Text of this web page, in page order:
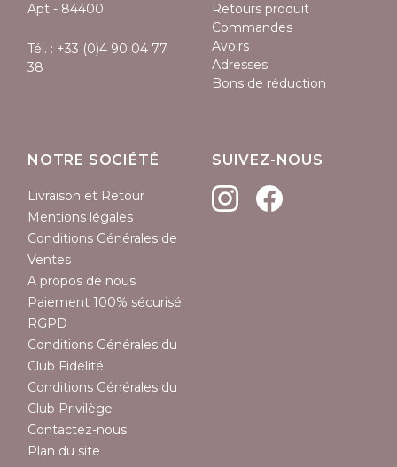
Apt - 84400
Tél. : +33 (0)4 90 04 77
38
Retours produit
Commandes
Avoirs
Adresses
Bons de réduction
NOTRE SOCIÉTÉ
Livraison et Retour
Mentions légales
Conditions Générales de
Ventes
A propos de nous
Paiement 100% sécurisé
RGPD
Conditions Générales du
Club Fidélité
Conditions Générales du
Club Privilège
Contactez-nous
Plan du site
SUIVEZ-NOUS